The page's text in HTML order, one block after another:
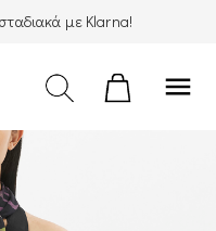
με Klarna!
menu